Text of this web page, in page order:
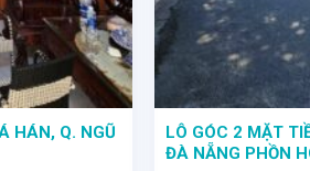
HÁN, Q. NGŨ
LÔ GÓC 2 MẶT
ĐÀ NẴNG PHỒN